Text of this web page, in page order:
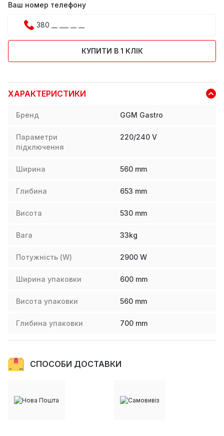
Ваш номер телефону
КУПИТИ В 1 КЛІК
ХАРАКТЕРИСТИКИ
Бренд GGM Gastro
Параметри
підключення
220/240 V
Ширина 560 mm
Глибина 653 mm
Висота 530 mm
Вага 33kg
Потужність (W) 2900 W
Ширина упаковки 600 mm
Висота упаковки 560 mm
Глибина упаковки 700 mm
СПОСОБИ ДОСТАВКИ